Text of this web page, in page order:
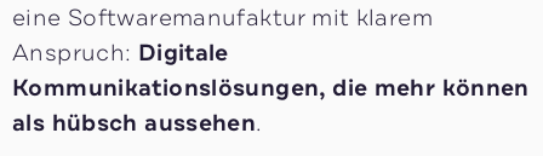
eine Softwaremanufaktur mit klarem
Anspruch: Digitale
Kommunikationslösungen, die mehr können
als hübsch aussehen.